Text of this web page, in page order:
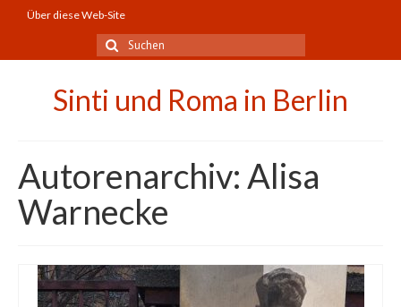
Über diese Web-Site
Suchen
nach:
Sinti und Roma in Berlin
Autorenarchiv: Alisa
Warnecke